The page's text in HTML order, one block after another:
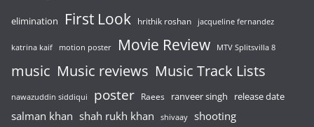
elimination First Look hrithik roshan jacqueline fernandez
katrina kaif motion poster Movie Review MTV Splitsvilla 8
music Music reviews Music Track Lists
nawazuddin siddiqui poster Raees ranveer singh release date
salman khan shah rukh khan shivaay shooting